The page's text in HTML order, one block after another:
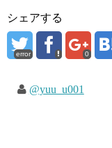
シェアする
error 0
@yuu_u001